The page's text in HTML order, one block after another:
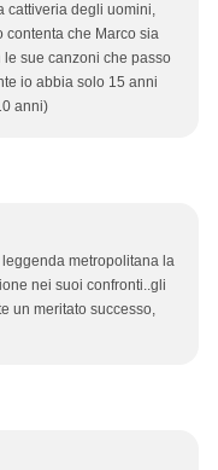
cattiveria degli uomini,
contenta che Marco sia
sue canzoni che passo
io abbia solo 15 anni
anni)
metropolitana la
nei suoi confronti..gli
un meritato successo,